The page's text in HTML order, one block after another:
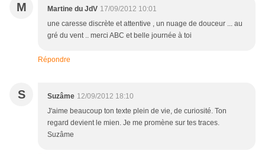
M Martine du JdV 17/09/2012 10:01
une caresse discrète et attentive , un nuage de douceur ... au
gré du vent .. merci ABC et belle journée à toi
Répondre
S Suzâme 12/09/2012 18:10
J'aime beaucoup ton texte plein de vie, de curiosité. Ton
regard devient le mien. Je me promène sur tes traces.
Suzâme